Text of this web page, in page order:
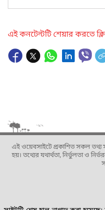
এই কনটেন্টটি শেয়ার করতে
এই ওয়েবসাইটে প্রকাশিত সকল তথ্য
হয়। তথ্যের যথার্থতা, নির্ভুলতা ও